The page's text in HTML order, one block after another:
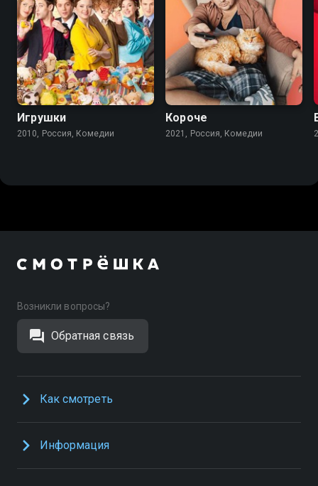
4.4 3.3
Игрушки
2010, Россия, Комедии
7.5 7.1
Короче
2021, Россия, Комедии
Возникли вопросы?
Обратная связь
Как смотреть
Информация